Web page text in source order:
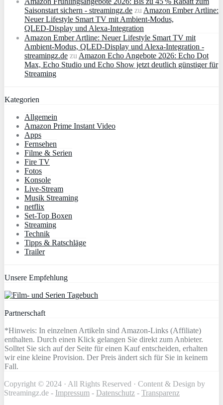
Saisonstart sichern - streamingz.de zu Amazon Ember Artline:
Neuer Lifestyle Smart TV mit Ambient‑Modus,
QLED‑Display und Alexa‑Integration
Amazon Ember Artline: Neuer Lifestyle Smart TV mit
Ambient‑Modus, QLED‑Display und Alexa‑Integration -
streamingz.de zu Amazon Echo Angebote 2026: Echo Dot
Max, Echo Studio und Echo Show jetzt deutlich günstiger für
Streaming
Kategorien
Allgemein
Amazon Prime Instant Video
Apps
Fernsehen
Filme & Serien
Fire TV
Fotos
Konsole
Live-Stream
Musik Streaming
netflix
Set-Top Boxen
Streaming
Technik
Tipps & Ratschläge
Trailer
Unsere Empfehlung
Partnerschaft
*Hinweis: In einzelnen Artikeln sind Amazon-Links (Affiliate)
enthalten. Durch einen Klick gelangen Sie direkt zum Anbieter.
Solltet Sie sich auf der Seite für einen Kauf entscheiden, erhalten
wir eine kleine Provision. Der Preis ändert sich für Sie in keinem
Fall.
Copyright © 2024 · All Rights Reserved · Content & Design by
Streamingz.de - Impressum - Datenschutz - Transparenz